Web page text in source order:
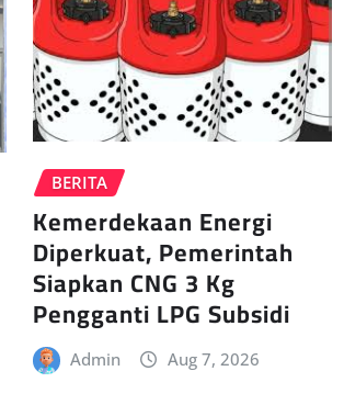
BERITA
Kemerdekaan Energi
Diperkuat, Pemerintah
Siapkan CNG 3 Kg
Pengganti LPG Subsidi
Admin Aug 7, 2026